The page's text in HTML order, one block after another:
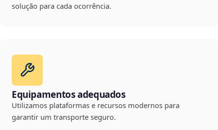
solução para cada ocorrência.
Equipamentos adequados
Utilizamos plataformas e recursos modernos para
garantir um transporte seguro.